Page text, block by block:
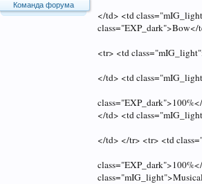
Команда форума
</td> <td
<tr> <td
</td> <td
</td> <td
</td> </tr> <tr> <td